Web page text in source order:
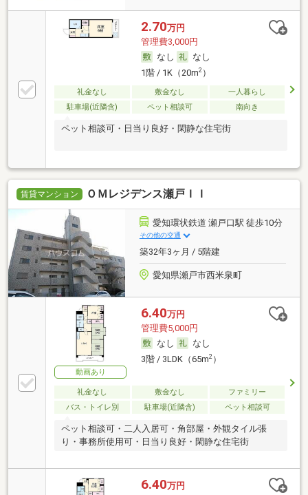
2.70万円
管理費3,000円
なし
なし
1階 / 1K（20m2）
礼金なし 敷金なし
一人暮らし
駐車場(近隣含)
ペット相談可 南向き
ペット相談可・日当り良好・閑静な住宅街
賃貸マンション ＯＭレジデンス瀬戸ＩＩ
愛知環状鉄道 瀬戸口駅 徒歩10分
その他の交通
築32年3ヶ月 / 5階建
愛知県瀬戸市西米泉町
動画あり
6.40万円
管理費5,000円
なし
なし
3階 / 3LDK（65m2）
礼金なし 敷金なし
ファミリー
バス・トイレ別
駐車場(近隣含) ペット相談可
ペット相談可・二人入居可・角部屋・外観タイル張
り・事務所使用可・日当り良好・閑静な住宅街
6.40万円